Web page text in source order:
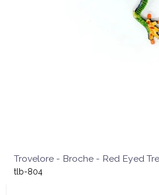
Trovelore - Broche - Red Eyed
tlb-804